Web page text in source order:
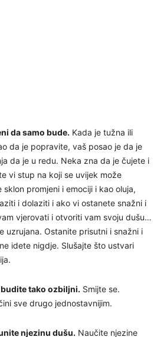
da samo bude. Kada je tužna ili
da je popravite, vaš posao je da je
da je u redu. Neka zna da je čujete i
vi stup na koji se uvijek može
sklon promjeni i emociji i kao oluja,
i dolaziti i ako vi ostanete snažni i
vjerovati i otvoriti vam svoju dušu…
uzrujana. Ostanite prisutni i snažni i
idete nigdje. Slušajte što ustvari
tako ozbiljni. Smijte se.
sve drugo jednostavnijim.
njezinu dušu. Naučite njezine